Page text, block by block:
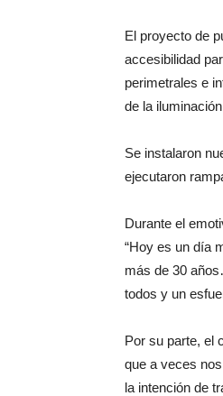
El proyecto de
accesibilidad
perimetrales e
de la
Se instalaron
ejecutaron
Durante el
“Hoy es un día
más de 30
todos y un
Por su parte, el
que a veces
la intención de